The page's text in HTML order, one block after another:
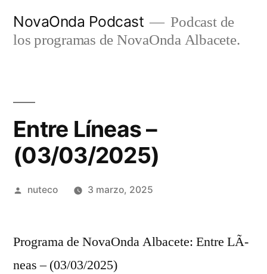
NovaOnda Podcast
Podcast de
los programas de NovaOnda Albacete.
Entre Líneas –
(03/03/2025)
Publicada
nuteco 3 marzo, 2025
Programa de NovaOnda Albacete: Entre LÃ­
neas – (03/03/2025)